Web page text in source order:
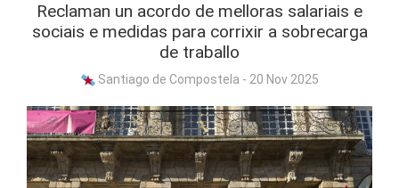
Reclaman un acordo de melloras salariais e
sociais e medidas para corrixir a sobrecarga
de traballo
Santiago de Compostela - 20 Nov 2025